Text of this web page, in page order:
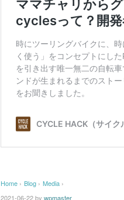
Home › Blog › Media ›
2021-06-22by wpmaster